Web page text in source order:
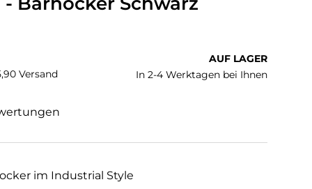
Versand
AUF LAGER
In 2-4 Werktagen bei Ihnen
im Industrial Style